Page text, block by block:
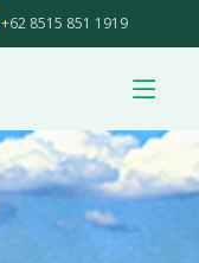
+62 8515 851 1919